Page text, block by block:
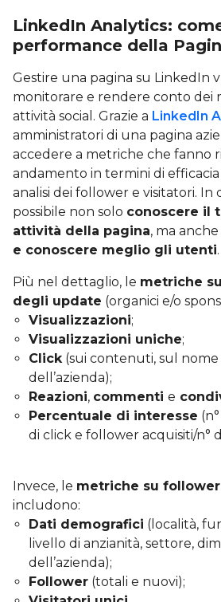
LinkedIn Analytics:
performance della
Gestire una pagina su LinkedIn
monitorare e rendere conto dei
attività social. Grazie a LinkedIn
amministratori di una pagina
accedere a metriche che fanno
andamento in termini di
analisi dei follower e visitatori. In
possibile non solo conoscere il
attività della pagina, ma anche
e conoscere meglio gli utenti.
Più nel dettaglio, le metriche
degli update (organici e/o
Visualizzazioni;
Visualizzazioni uniche;
Click(sui contenuti, sul nome
dell’azienda);
Reazioni, commenti e
Percentuale di interesse
di click e follower acquisiti/n°
Invece, le metriche su
includono:
Dati demografici (località,
livello di anzianità, settore,
dell’azienda);
Follower (totali e nuovi);